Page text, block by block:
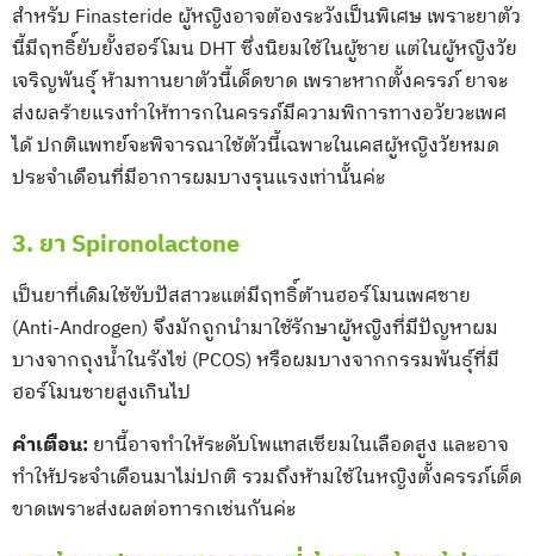
สำหรับ Finasteride ผู้หญิงอาจต้องระวังเป็นพิเศษ เพราะยาตัว
นี้มีฤทธิ์ยับยั้งฮอร์โมน DHT ซึ่งนิยมใช้ในผู้ชาย แต่ในผู้หญิงวัย
เจริญพันธุ์ ห้ามทานยาตัวนี้เด็ดขาด เพราะหากตั้งครรภ์ ยาจะ
ส่งผลร้ายแรงทำให้ทารกในครรภ์มีความพิการทางอวัยวะเพศ
ได้ ปกติแพทย์จะพิจารณาใช้ตัวนี้เฉพาะในเคสผู้หญิงวัยหมด
ประจำเดือนที่มีอาการผมบางรุนแรงเท่านั้นค่ะ
3. ยา Spironolactone
เป็นยาที่เดิมใช้ขับปัสสาวะแต่มีฤทธิ์ต้านฮอร์โมนเพศชาย
(Anti-Androgen) จึงมักถูกนำมาใช้รักษาผู้หญิงที่มีปัญหาผม
บางจากถุงน้ำในรังไข่ (PCOS) หรือผมบางจากกรรมพันธุ์ที่มี
ฮอร์โมนชายสูงเกินไป
คำเตือน: ยานี้อาจทำให้ระดับโพแทสเซียมในเลือดสูง และอาจ
ทำให้ประจำเดือนมาไม่ปกติ รวมถึงห้ามใช้ในหญิงตั้งครรภ์เด็ด
ขาดเพราะส่งผลต่อทารกเช่นกันค่ะ